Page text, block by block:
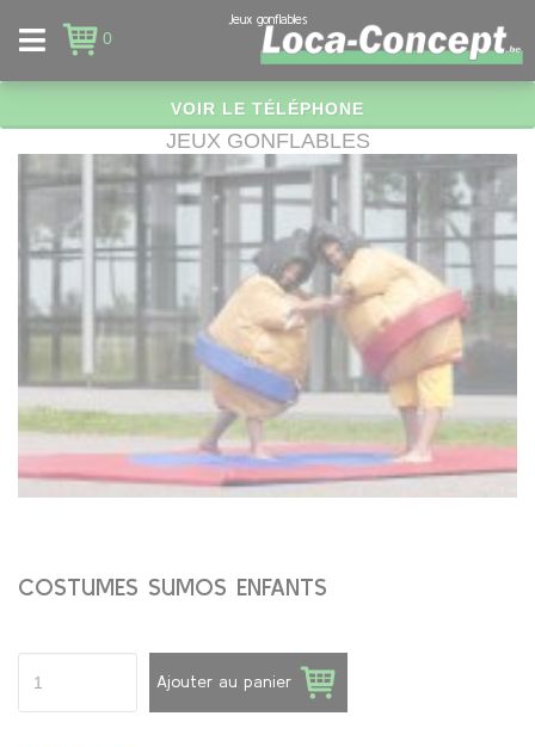
0
Jeux gonflables
VOIR LE TÉLÉPHONE
JEUX GONFLABLES
COSTUMES SUMOS ENFANTS
Ajouter au panier
Panneau de gestion des cookies